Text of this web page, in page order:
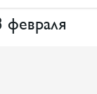
февраля